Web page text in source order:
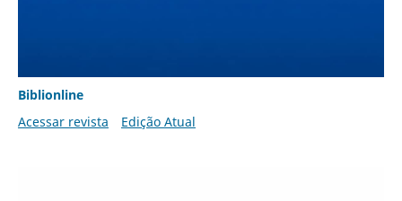
Biblionline
Acessar revista
Edição Atual